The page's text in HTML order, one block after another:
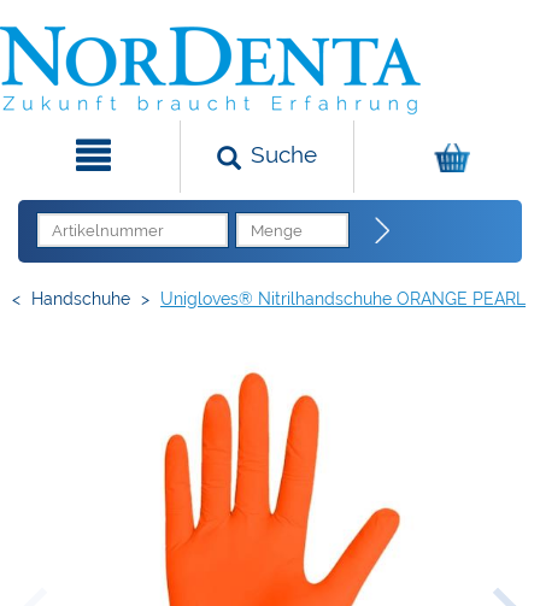
Suche
< Handschuhe > Unigloves® Nitrilhandschuhe ORANGE PEARL